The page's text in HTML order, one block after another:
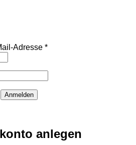
Adresse *Erforderlich
Anmelden
anlegen